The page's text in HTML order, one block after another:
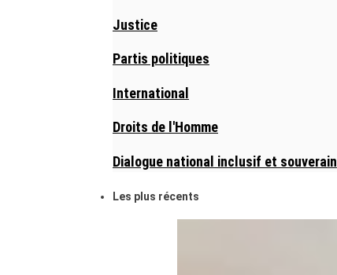
Justice
Partis politiques
International
Droits de l'Homme
Dialogue national inclusif et souverain
Les plus récents